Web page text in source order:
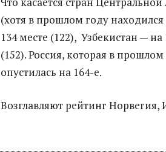
(хотя в прошлом году
134 месте (122), Узбекистан —
(152). Россия, которая в
опустилась на 164-е.
Возглавляют рейтинг